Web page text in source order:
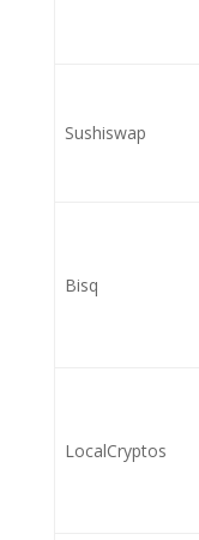
Sushiswap
Bisq
LocalCryptos